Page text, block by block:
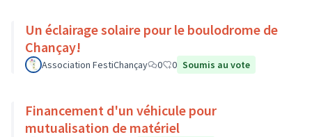
Un éclairage solaire pour le boulodrome de
Chançay!
Association FestiChançay 0 0 Soumis au vote
Financement d'un véhicule pour
mutualisation de matériel